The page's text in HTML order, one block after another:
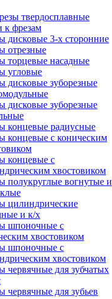
твердосплавные
фрезам
дисковые 3-х сторонние
отрезные
торцевые насадные
угловые
дисковые зуборезные
дисковые зуборезные
концевые радиусные
концевые с коническим
концевые с
хвостовиком
полукруглые вогнутые и
цилиндрические
и к/х
шпоночные с
хвостовиком
шпоночные с
хвостовиком
червячные для зубчатых
червячные для зубьев